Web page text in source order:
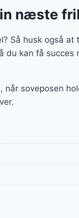
næste
Så husk også at
du kan få
når soveposen